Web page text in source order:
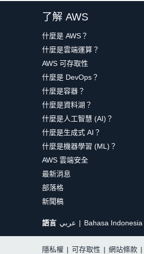
了解 AWS
什麼是 AWS？
什麼是雲端運算？
AWS 可存取性
什麼是 DevOps？
什麼是容器？
什麼是資料湖？
什麼是人工智慧 (AI)？
什麼是生成式 AI？
什麼是機器學習 (ML)？
AWS 雲端安全
最新消息
部落格
新聞稿
語言 عربي Bahasa Indonesia
隱私權 | 可存取性 | 網站條款 |